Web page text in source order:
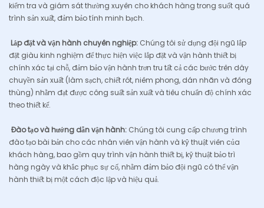
kiểm tra và giám sát thường xuyên cho khách hàng trong suốt quá
trình sản xuất, đảm bảo tính minh bạch.
Lắp đặt và vận hành chuyên nghiệp: Chúng tôi sử dụng đội ngũ lắp
đặt giàu kinh nghiệm để thực hiện việc lắp đặt và vận hành thiết bị
chính xác tại chỗ, đảm bảo vận hành trơn tru tất cả các bước trên dây
chuyền sản xuất (làm sạch, chiết rót, niêm phong, dán nhãn và đóng
thùng) nhằm đạt được công suất sản xuất và tiêu chuẩn độ chính xác
theo thiết kế.
Đào tạo và hướng dẫn vận hành: Chúng tôi cung cấp chương trình
đào tạo bài bản cho các nhân viên vận hành và kỹ thuật viên của
khách hàng, bao gồm quy trình vận hành thiết bị, kỹ thuật bảo trì
hàng ngày và khắc phục sự cố, nhằm đảm bảo đội ngũ có thể vận
hành thiết bị một cách độc lập và hiệu quả.